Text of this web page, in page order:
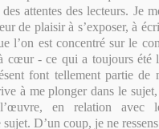
attentes des lecteurs. Je
de plaisir à s’exposer, à
l’on est concentré sur le
- ce qui a toujours été
font tellement partie de
à me plonger dans le
en relation avec
D’un coup, je ne